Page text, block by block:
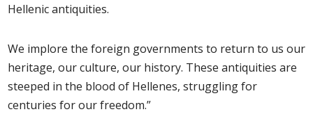
Hellenic antiquities.
We implore the foreign governments to return to us our
heritage, our culture, our history. These antiquities are
steeped in the blood of Hellenes, struggling for
centuries for our freedom.”